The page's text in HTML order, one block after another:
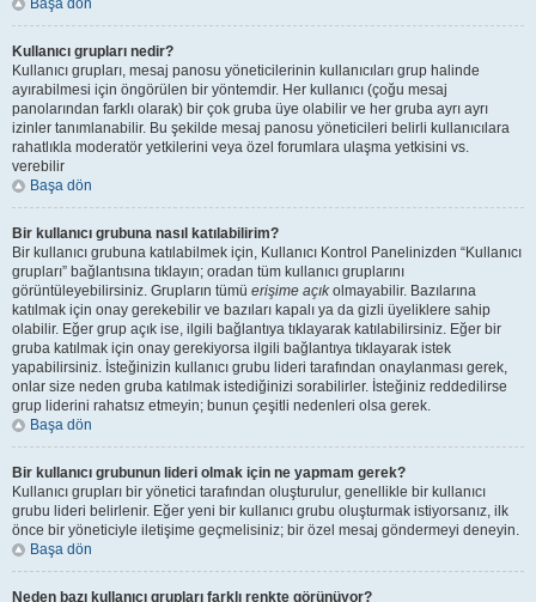
Başa dön
Kullanıcı grupları nedir?
Kullanıcı grupları, mesaj panosu yöneticilerinin kullanıcıları grup halinde
ayırabilmesi için öngörülen bir yöntemdir. Her kullanıcı (çoğu mesaj
panolarından farklı olarak) bir çok gruba üye olabilir ve her gruba ayrı ayrı
izinler tanımlanabilir. Bu şekilde mesaj panosu yöneticileri belirli kullanıcılara
rahatlıkla moderatör yetkilerini veya özel forumlara ulaşma yetkisini vs.
verebilir
Başa dön
Bir kullanıcı grubuna nasıl katılabilirim?
Bir kullanıcı grubuna katılabilmek için, Kullanıcı Kontrol Panelinizden “Kullanıcı
grupları” bağlantısına tıklayın; oradan tüm kullanıcı gruplarını
görüntüleyebilirsiniz. Grupların tümü erişime açıkolmayabilir. Bazılarına
katılmak için onay gerekebilir ve bazıları kapalı ya da gizli üyeliklere sahip
olabilir. Eğer grup açık ise, ilgili bağlantıya tıklayarak katılabilirsiniz. Eğer bir
gruba katılmak için onay gerekiyorsa ilgili bağlantıya tıklayarak istek
yapabilirsiniz. İsteğinizin kullanıcı grubu lideri tarafından onaylanması gerek,
onlar size neden gruba katılmak istediğinizi sorabilirler. İsteğiniz reddedilirse
grup liderini rahatsız etmeyin; bunun çeşitli nedenleri olsa gerek.
Başa dön
Bir kullanıcı grubunun lideri olmak için ne yapmam gerek?
Kullanıcı grupları bir yönetici tarafından oluşturulur, genellikle bir kullanıcı
grubu lideri belirlenir. Eğer yeni bir kullanıcı grubu oluşturmak istiyorsanız, ilk
önce bir yöneticiyle iletişime geçmelisiniz; bir özel mesaj göndermeyi deneyin.
Başa dön
Neden bazı kullanıcı grupları farklı renkte görünüyor?